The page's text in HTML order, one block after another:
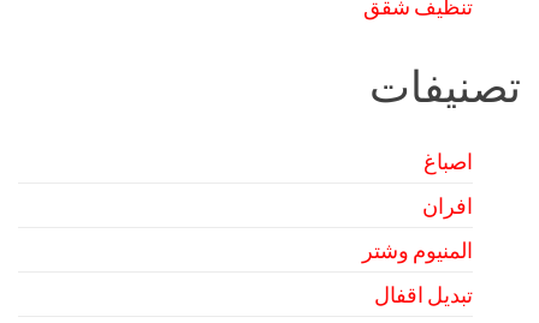
تنظيف شقق
تصنيفات
اصباغ
افران
المنيوم وشتر
تبديل اقفال